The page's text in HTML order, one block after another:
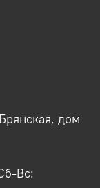
дом
Вс: